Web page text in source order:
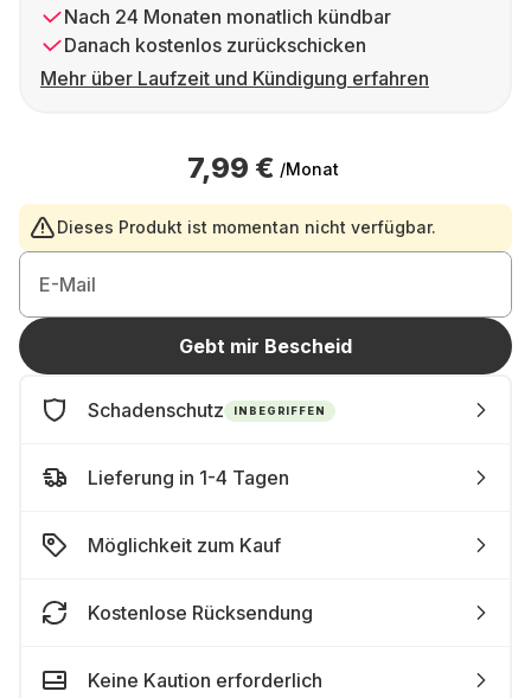
Nach 24 Monaten monatlich kündbar
Danach kostenlos zurückschicken
Mehr über Laufzeit und Kündigung erfahren
7,99 € /Monat
Dieses Produkt ist momentan nicht verfügbar.
E-Mail
Gebt mir Bescheid
Schadenschutz INBEGRIFFEN
Lieferung in 1-4 Tagen
Möglichkeit zum Kauf
Kostenlose Rücksendung
Keine Kaution erforderlich